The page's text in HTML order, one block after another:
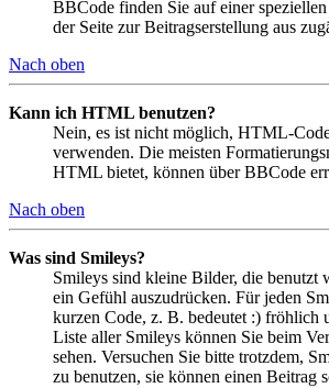
BBCode finden Sie auf einer
der Seite zur Beitragserstellung aus
Nach oben
Kann ich HTML benutzen?
Nein, es ist nicht möglich, HTML-
verwenden. Die meisten
HTML bietet, können über BBCode
Nach oben
Was sind Smileys?
Smileys sind kleine Bilder, die benutzt
ein Gefühl auszudrücken. Für jeden
kurzen Code, z. B. bedeutet :) fröhlich
Liste aller Smileys können Sie beim
sehen. Versuchen Sie bitte trotzdem,
zu benutzen, sie können einen Beitrag